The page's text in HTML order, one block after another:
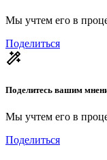
Мы учтем его в
Поделиться
Поделитесь вашим
Мы учтем его в
Поделиться